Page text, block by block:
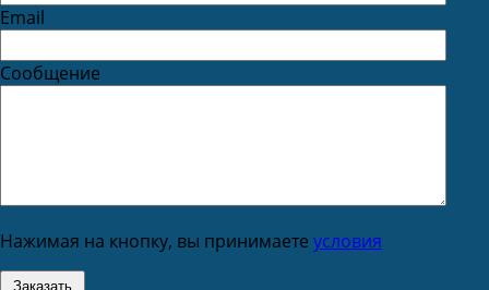
Email
Сообщение
Нажимая на кнопку, вы принимаете условия